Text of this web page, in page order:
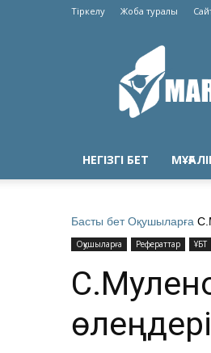
Тіркелу Жоба туралы
Martebe.kz
білім
сайты
НЕГІЗГІ БЕТ
Басты бет Оқушыларға
Оқушыларға Рефераттар ҰБТ